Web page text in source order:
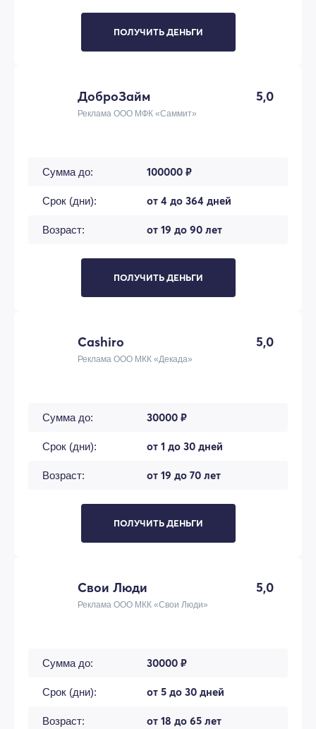
ПОЛУЧИТЬ ДЕНЬГИ
ДоброЗайм 5,0
Реклама ООО МФК «Саммит»
Сумма до: 100000 ₽
Срок (дни): от 4 до 364 дней
Возраст: от 19 до 90 лет
ПОЛУЧИТЬ ДЕНЬГИ
Cashiro 5,0
Реклама ООО МКК «Декада»
Сумма до: 30000 ₽
Срок (дни): от 1 до 30 дней
Возраст: от 19 до 70 лет
ПОЛУЧИТЬ ДЕНЬГИ
Свои Люди 5,0
Реклама ООО МКК «Свои Люди»
Сумма до: 30000 ₽
Срок (дни): от 5 до 30 дней
Возраст: от 18 до 65 лет